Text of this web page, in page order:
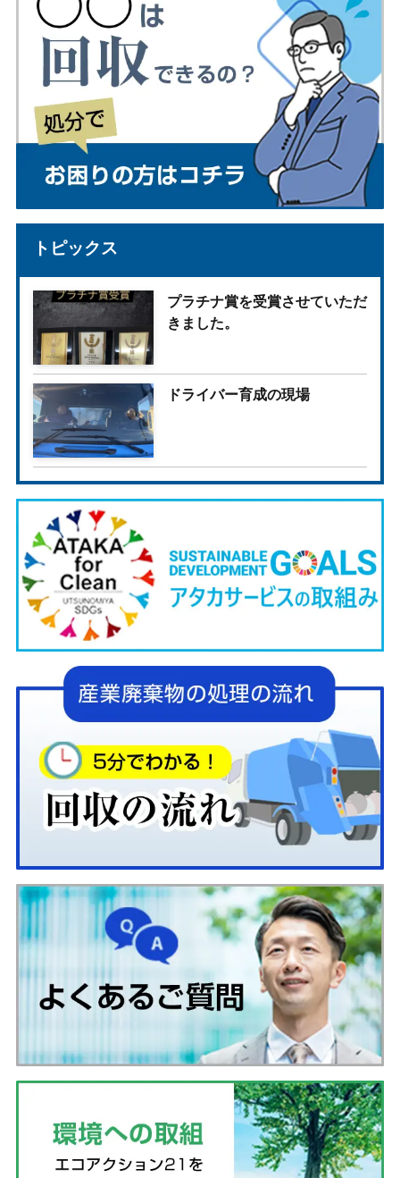
トピックス
プラチナ賞を受賞させていただ
きました。
ドライバー育成の現場